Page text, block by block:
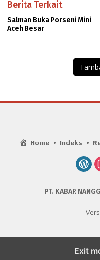
Berita Terkait
Salman Buka Porseni Mini
Aceh Besar
Home Indeks
PT. KABAR
Exit